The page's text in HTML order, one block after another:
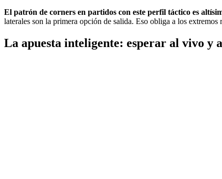
El patrón de corners en partidos con este perfil táctico es
laterales son la primera opción de salida. Eso obliga a los
La apuesta inteligente: esperar al vivo y